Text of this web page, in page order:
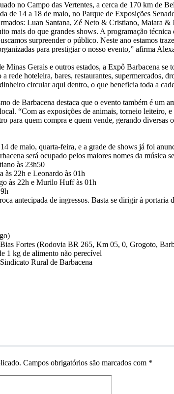
no Campo das Vertentes, a cerca de 170 km de
de 14 a 18 de maio, no Parque de Exposições
Luan Santana, Zé Neto & Cristiano, Maiara
mais do que grandes shows. A programação
surpreender o público. Neste ano estamos
para prestigiar o nosso evento,” afirma
Minas Gerais e outros estados, a Expô Barbacena
rede hoteleira, bares, restaurantes, supermercados,
circular aqui dentro, o que beneficia toda a
de Barbacena destaca que o evento também é um
“Com as exposições de animais, torneio leiteiro,
para quem compra e quem vende, gerando diversas
de maio, quarta-feira, e a grade de shows já foi
será ocupado pelos maiores nomes da música
às 23h50
às 22h e Leonardo às 01h
às 22h e Murilo Huff às 01h
antecipada de ingressos. Basta se dirigir à
Fortes (Rodovia BR 265, Km 05, 0, Grogoto,
1 kg de alimento não perecível
Rural de Barbacena
Campos obrigatórios são marcados com *